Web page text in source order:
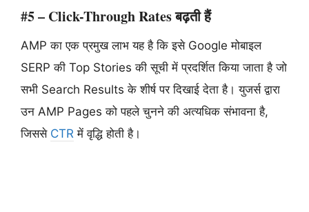
#5 – Click-Through Rates बढ़ती हैं
AMP का एक प्रमुख लाभ यह है कि इसे Google मोबाइल
SERP की Top Stories की सूची में प्रदर्शित किया जाता है जो
सभी Search Results के शीर्ष पर दिखाई देता है। युजर्स द्वारा
उन AMP Pages को पहले चुनने की अत्यधिक संभावना है,
जिससे CTR में वृद्धि होती है।